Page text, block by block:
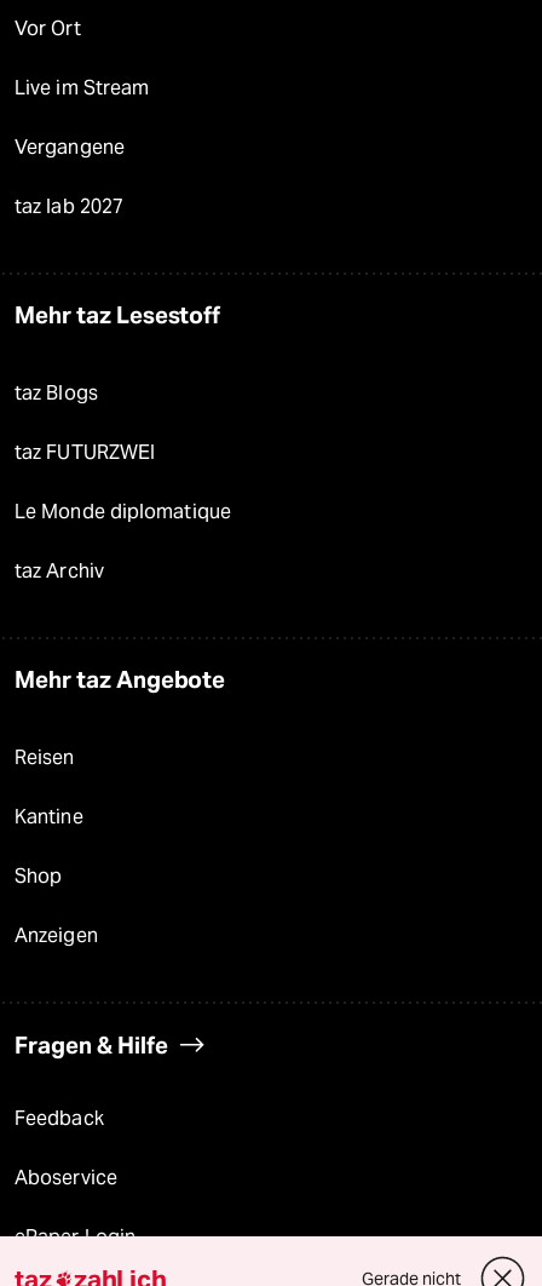
Vor Ort
Live im Stream
Vergangene
taz lab 2027
Mehr taz Lesestoff
taz Blogs
taz FUTURZWEI
Le Monde diplomatique
taz Archiv
Mehr taz Angebote
Reisen
Kantine
Shop
Anzeigen
Fragen & Hilfe
Feedback
Aboservice
ePaper Login
taz zahl ich Gerade nicht